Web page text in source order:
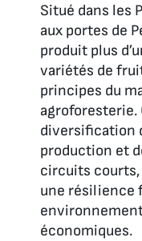
Situé dans les
aux portes de
produit plus
variétés de
principes du
agroforesterie.
diversification
production et
circuits courts,
une résilience
économiques.